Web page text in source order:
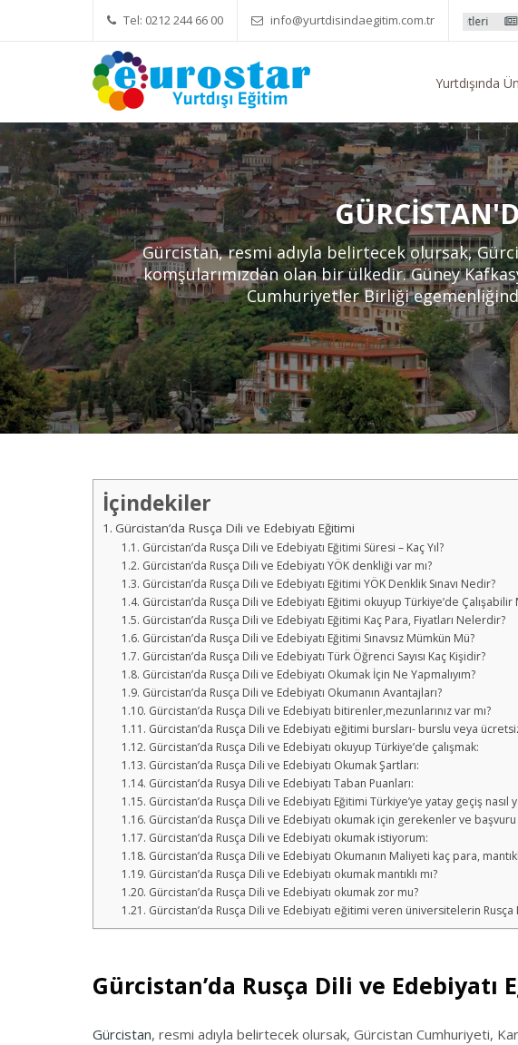
Tel: 0212 244 66 00 info@yurtdisindaegitim.com.tr
Yök Denkliği Önemli Eğitim Ücretleri Hizmetlerimiz
Yurtdışında
Gürcistan, resmi adıyla belirtecek olursak,
komşularımızdan olan bir ülkedir. Güney
Cumhuriyetler Birliği
İçindekiler
Gürcistan’da Rusça Dili ve Edebiyatı Eğitimi
Gürcistan’da Rusça Dili ve Edebiyatı Eğitimi Süresi – Kaç Yıl?
Gürcistan’da Rusça Dili ve Edebiyatı YÖK denkliği var mı?
Gürcistan’da Rusça Dili ve Edebiyatı Eğitimi YÖK Denklik Sınavı Nedir?
Gürcistan’da Rusça Dili ve Edebiyatı Eğitimi okuyup Türkiye’de Çalışabilir
Gürcistan’da Rusça Dili ve Edebiyatı Eğitimi Kaç Para, Fiyatları Nelerdir?
Gürcistan’da Rusça Dili ve Edebiyatı Eğitimi Sınavsız Mümkün Mü?
Gürcistan’da Rusça Dili ve Edebiyatı Türk Öğrenci Sayısı Kaç Kişidir?
Gürcistan’da Rusça Dili ve Edebiyatı Okumak İçin Ne Yapmalıyım?
Gürcistan’da Rusça Dili ve Edebiyatı Okumanın Avantajları?
Gürcistan’da Rusça Dili ve Edebiyatı bitirenler,mezunlarınız var mı?
Gürcistan’da Rusça Dili ve Edebiyatı eğitimi bursları- burslu veya
Gürcistan’da Rusça Dili ve Edebiyatı okuyup Türkiye’de çalışmak:
Gürcistan’da Rusça Dili ve Edebiyatı Okumak Şartları:
Gürcistan’da Rusya Dili ve Edebiyatı Taban Puanları:
Gürcistan’da Rusça Dili ve Edebiyatı Eğitimi Türkiye’ye yatay geçiş nasıl
Gürcistan’da Rusça Dili ve Edebiyatı okumak için gerekenler ve
Gürcistan’da Rusça Dili ve Edebiyatı okumak istiyorum:
Gürcistan’da Rusça Dili ve Edebiyatı Okumanın Maliyeti kaç para,
Gürcistan’da Rusça Dili ve Edebiyatı okumak mantıklı mı?
Gürcistan’da Rusça Dili ve Edebiyatı okumak zor mu?
Gürcistan’da Rusça Dili ve Edebiyatı eğitimi veren üniversitelerin
Gürcistan’da Rusça Dili ve Edebiyatı
Gürcistan, resmi adıyla belirtecek olursak, Gürcistan Cumhuriyeti,